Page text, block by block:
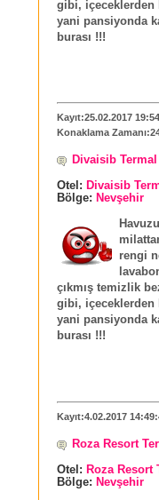
gibi, içeceklerden
yani pansiyonda
burası !!!
Kayıt:25.02.2017
Konaklama
Divaisib
Otel: Divaisib
Bölge: Nevşehir
rengi
çıkmış temizlik
gibi, içeceklerden
yani pansiyonda
burası !!!
Kayıt:4.02.2017
Roza Resort
Otel: Roza Resort
Bölge: Nevşehir